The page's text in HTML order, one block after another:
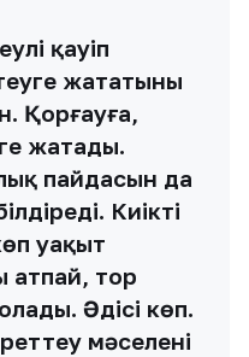
қауіп
жататыны
Қорғауға,
жатады.
пайдасын да
Киікті
уақыт
атпай, тор
Әдісі көп.
мәселені